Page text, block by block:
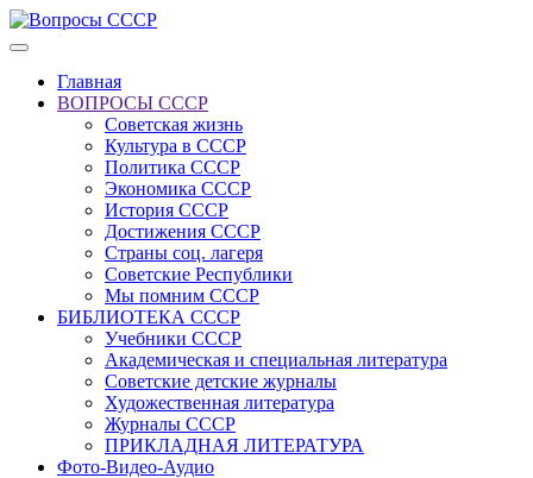
Главная
ВОПРОСЫ СССР
Советская жизнь
Культура в СССР
Политика СССР
Экономика СССР
История СССР
Достижения СССР
Страны соц. лагеря
Советские Республики
Мы помним СССР
БИБЛИОТЕКА СССР
Учебники СССР
Академическая и специальная литература
Советские детские журналы
Художественная литература
Журналы СССР
ПРИКЛАДНАЯ ЛИТЕРАТУРА
Фото-Видео-Аудио